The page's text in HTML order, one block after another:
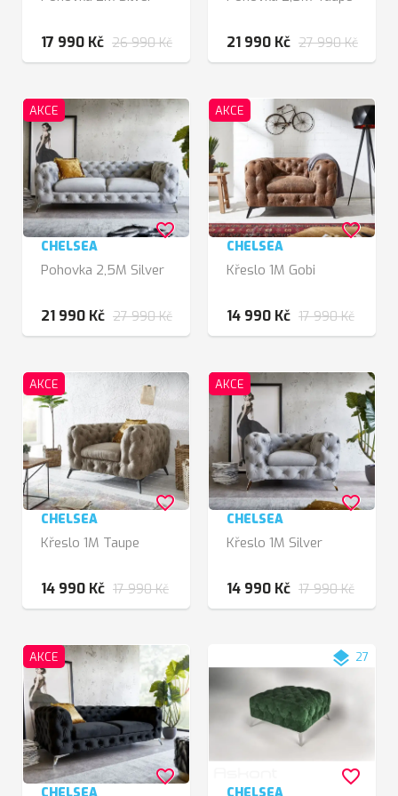
17 990 Kč 26 990 Kč 21 990 Kč 27 990 Kč
AKCE
CHELSEA
Pohovka 2,5M Silver
21 990 Kč 27 990 Kč
favorite_border
AKCE
CHELSEA
Křeslo 1M Gobi
14 990 Kč 17 990 Kč
favorite_border
AKCE
CHELSEA
Křeslo 1M Taupe
14 990 Kč 17 990 Kč
favorite_border
AKCE
CHELSEA
Křeslo 1M Silver
14 990 Kč 17 990 Kč
favorite_border
AKCE
favorite_border
layers 27
favorite_border